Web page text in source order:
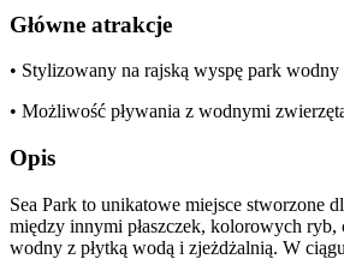
Główne atrakcje
• Stylizowany na rajską wyspę park wodny
• Możliwość pływania z wodnymi
Opis
Sea Park to unikatowe miejsce stworzone
między innymi płaszczek, kolorowych
wodny z płytką wodą i zjeżdżalnią. W